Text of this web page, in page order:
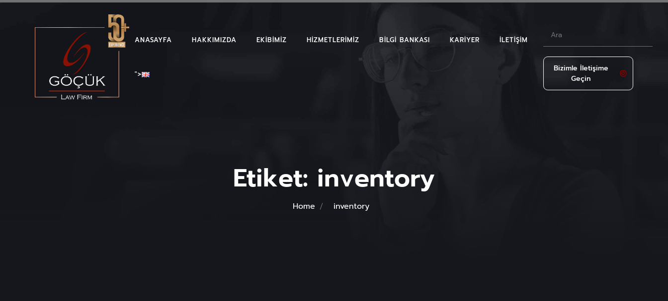
ANASAYFA HAKKIMIZDA EKIBIMIZ HIZMETLERIMIZ BILGI BANKASI KARIYER İLETIŞIM
">
Bizimle İletişime
Geçin
Etiket: inventory
Home inventory